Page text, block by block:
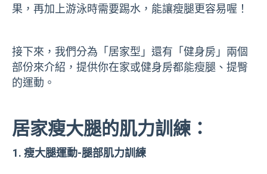
果，再加上游泳時需要踢水，能讓瘦腿更容易喔！
接下來，我們分為「居家型」還有「健身房」兩個
部份來介紹，提供你在家或健身房都能瘦腿、提臀
的運動。
居家瘦大腿的肌力訓練：
瘦大腿運動-腿部肌力訓練